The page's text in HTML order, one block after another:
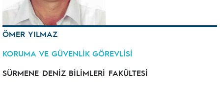
ÖMER YILMAZ
KORUMA VE GÜVENLİK GÖREVLİSİ
SÜRMENE DENİZ BİLİMLERİ FAKÜLTESİ